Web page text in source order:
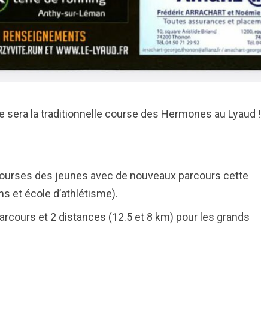
sera la traditionnelle course des Hermones au Lyaud !
des jeunes avec de nouveaux parcours cette
et école d’athlétisme).
et 2 distances (12.5 et 8 km) pour les grands